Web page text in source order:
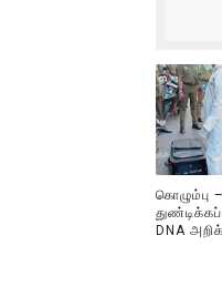
கொழும்பு
DNA